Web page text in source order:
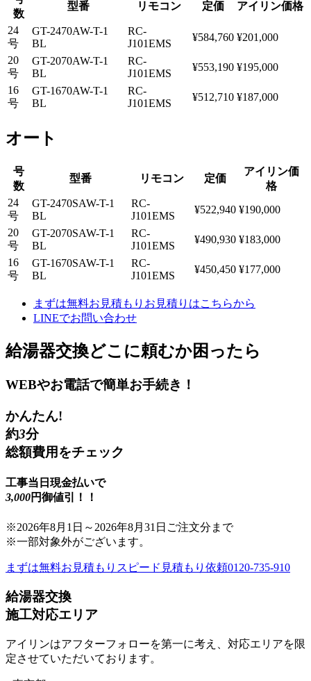
数
型番 リモコン 定価 アイリン価格
24
号
GT-2470AW-T-1
BL
RC-
J101EMS
¥584,760 ¥201,000
20
号
GT-2070AW-T-1
BL
RC-
J101EMS
¥553,190 ¥195,000
16
号
GT-1670AW-T-1
BL
RC-
J101EMS
¥512,710 ¥187,000
オート
号
数
型番 リモコン 定価
アイリン価
格
24
号
GT-2470SAW-T-1
BL
RC-
J101EMS
¥522,940 ¥190,000
20
号
GT-2070SAW-T-1
BL
RC-
J101EMS
¥490,930 ¥183,000
16
号
GT-1670SAW-T-1
BL
RC-
J101EMS
¥450,450 ¥177,000
まずは無料お見積もり お見積りはこちらから
LINEでお問い合わせ
給湯器交換どこに頼むか困ったら
WEBやお電話で簡単お手続き！
かんたん!
約3分
総額費用をチェック
工事当日現金払いで
3,000円御値引！！
※2026年8月1日 ～ 2026年8月31日 ご注文分まで
※一部対象外がございます。
まずは無料お見積もり スピード見積もり依頼0120-735-910
給湯器交換
施工対応エリア
アイリンはアフターフォローを第一に考え、対応エリアを限
定させていただいております。